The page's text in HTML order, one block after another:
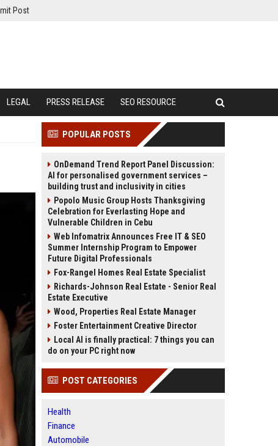
Post
LEGAL PRESS RELEASE SEO RESOURCE
POPULAR POSTS
OnDemand Trend Report Panel Discussion:
AI for personalised government services –
building trust and inclusivity in cities
Popolo Music Group Hosts Thanksgiving
Celebration for Everlasting Hope and
Vulnerable Children in Cebu
Web Infomatrix Announces Free IT & SEO
Summer Internship Program to Empower
Future Digital Professionals
Fox-Rangel Homes Real Estate Specialist
Richards-Johnson Real Estate - Senior Real
Estate Executive
Wood, Properties Real Estate Manager
Foster Entertainment Creative Director
Local AI is finally practical: 7 things you can
do on your PC right now
POST CATEGORIES
Health
Finance
Automobile